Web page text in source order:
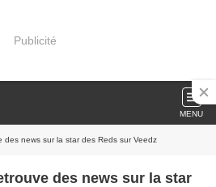
Publicité
MENU
des news sur la star des Reds sur Veedz
des news sur la star